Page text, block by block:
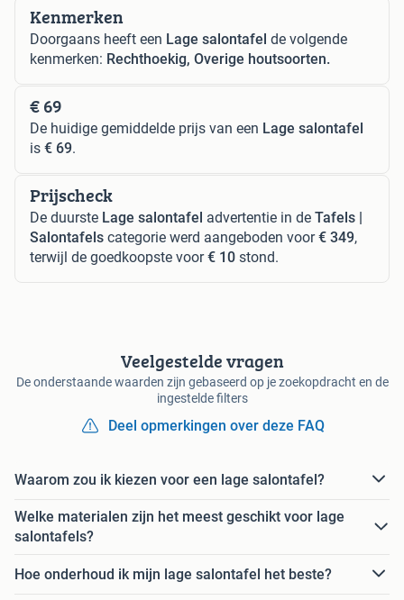
Kenmerken
Doorgaans heeft een Lage salontafel de volgende
kenmerken: Rechthoekig, Overige houtsoorten.
€ 69
De huidige gemiddelde prijs van een Lage salontafel
is € 69.
Prijscheck
De duurste Lage salontafel advertentie in de Tafels |
Salontafels categorie werd aangeboden voor€ 349,
terwijl de goedkoopste voor€ 10 stond.
Veelgestelde vragen
De onderstaande waarden zijn gebaseerd op je zoekopdracht en de
ingestelde filters
Deel opmerkingen over deze FAQ
Waarom zou ik kiezen voor een lage salontafel?
Welke materialen zijn het meest geschikt voor lage
salontafels?
Hoe onderhoud ik mijn lage salontafel het beste?